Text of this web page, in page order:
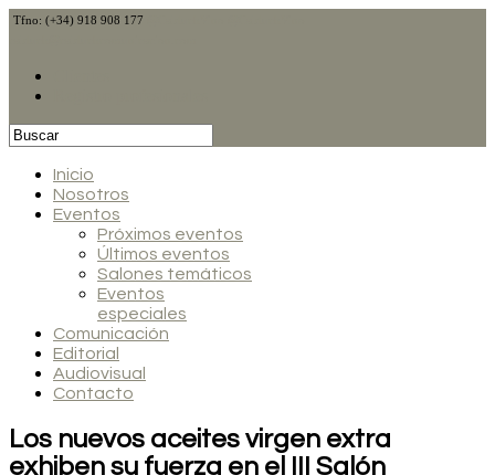
Tfno: (+34) 918 908 177
Inicio
Nosotros
Eventos
Próximos eventos
Últimos eventos
Salones temáticos
Eventos
especiales
Comunicación
Editorial
Audiovisual
Contacto
Los nuevos aceites virgen extra
exhiben su fuerza en el III Salón